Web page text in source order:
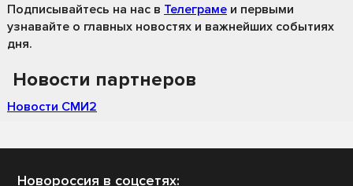
Подписывайтесь на нас в Телеграме и первыми
узнавайте о главных новостях и важнейших событиях
дня.
Новости партнеров
Новости СМИ2
Новороссия в соцсетях: